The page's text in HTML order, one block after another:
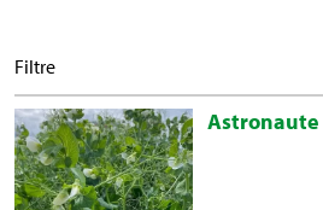
Filtre
Astronaute